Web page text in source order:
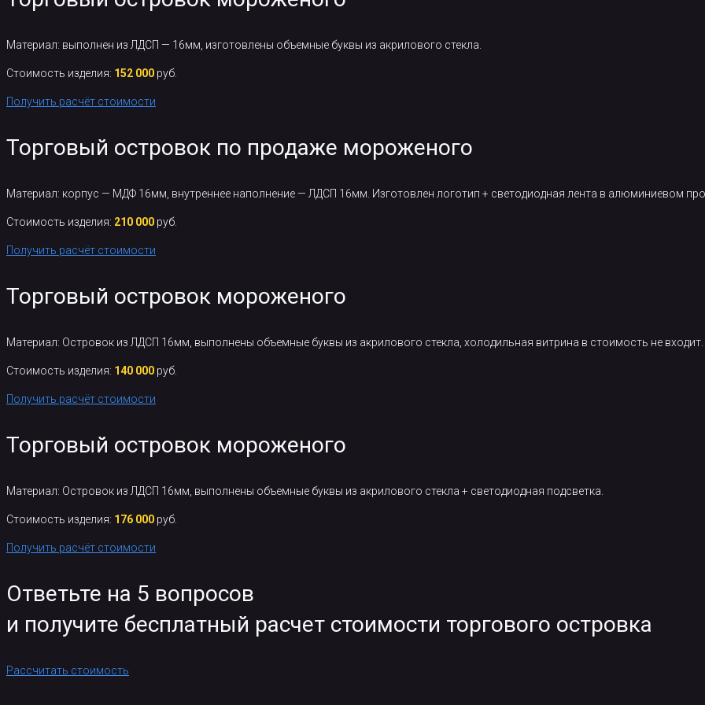
Материал: выполнен из ЛДСП — 16мм, изготовлены объемные буквы из акрилового стекла.
Стоимость изделия: 152 000 руб.
Получить расчёт стоимости
Торговый островок по продаже мороженого
Материал: корпус — МДФ 16мм, внутреннее наполнение — ЛДСП 16мм. Изготовлен логотип + светодиодная лента в алюминиевом
Стоимость изделия: 210 000 руб.
Получить расчёт стоимости
Торговый островок мороженого
Материал: Островок из ЛДСП 16мм, выполнены объемные буквы из акрилового стекла, холодильная витрина в стоимость не входит.
Стоимость изделия: 140 000 руб.
Получить расчёт стоимости
Торговый островок мороженого
Материал: Островок из ЛДСП 16мм, выполнены объемные буквы из акрилового стекла + светодиодная подсветка.
Стоимость изделия: 176 000 руб.
Получить расчёт стоимости
Ответьте на 5 вопросов
и получите бесплатный расчет стоимости торгового островка
Рассчитать стоимость